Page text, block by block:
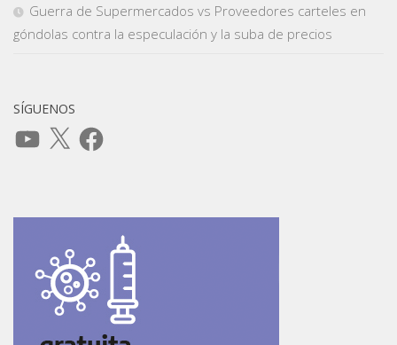
Guerra de Supermercados vs Proveedores carteles en
góndolas contra la especulación y la suba de precios
SÍGUENOS
YouTube
X Facebook